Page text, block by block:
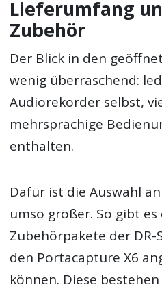
Lieferumfang
Zubehör
Der Blick in den
wenig überraschend:
Audiorekorder selbst,
mehrsprachige
enthalten.
Dafür ist die Auswahl
umso größer. So gibt
Zubehörpakete der DR-
den Portacapture X6
können. Diese